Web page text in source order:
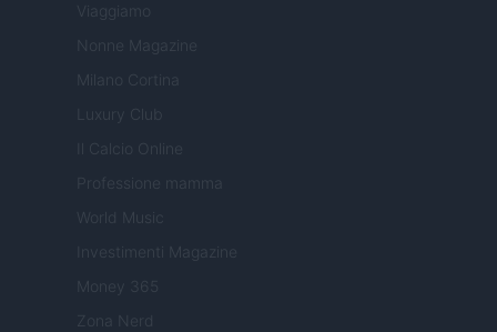
Viaggiamo
Nonne Magazine
Milano Cortina
Luxury Club
Il Calcio Online
Professione mamma
World Music
Investimenti Magazine
Money 365
Zona Nerd